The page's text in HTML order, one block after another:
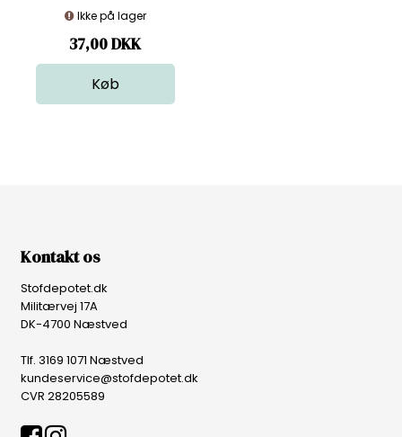
Ikke på lager
37,00DKK
Kontakt os
Stofdepotet.dk
Militærvej 17A
DK-4700 Næstved
Tlf. 3169 1071 Næstved
kundeservice@stofdepotet.dk
CVR 28205589